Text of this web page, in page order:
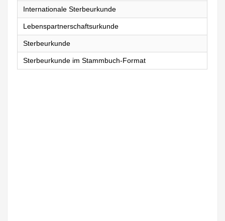
Internationale Sterbeurkunde
Lebenspartnerschaftsurkunde
Sterbeurkunde
Sterbeurkunde im Stammbuch-Format